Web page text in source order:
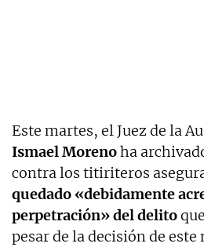
Este martes, el Juez de la
Ismael Morenoha
contra los titiriteros
quedado «debidamente
perpetración» del delito
pesar de la decisión de este